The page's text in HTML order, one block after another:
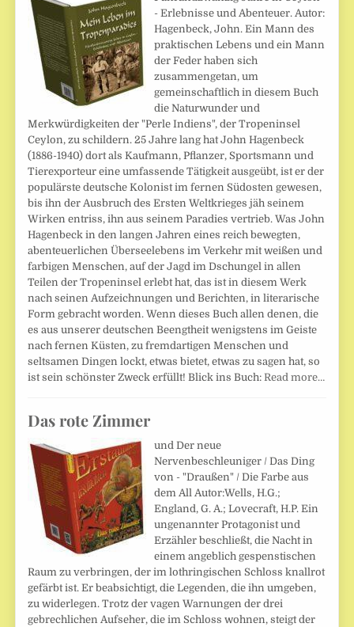
- Erlebnisse und Abenteuer. Autor:
Hagenbeck, John. Ein Mann des
praktischen Lebens und ein Mann
der Feder haben sich
zusammengetan, um
gemeinschaftlich in diesem Buch
die Naturwunder und
Merkwürdigkeiten der "Perle Indiens", der Tropeninsel
Ceylon, zu schildern. 25 Jahre lang hat John Hagenbeck
(1886-1940) dort als Kaufmann, Pflanzer, Sportsmann und
Tierexporteur eine umfassende Tätigkeit ausgeübt, ist er der
populärste deutsche Kolonist im fernen Südosten gewesen,
bis ihn der Ausbruch des Ersten Weltkrieges jäh seinem
Wirken entriss, ihn aus seinem Paradies vertrieb. Was John
Hagenbeck in den langen Jahren eines reich bewegten,
abenteuerlichen Überseelebens im Verkehr mit weißen und
farbigen Menschen, auf der Jagd im Dschungel in allen
Teilen der Tropeninsel erlebt hat, das ist in diesem Werk
nach seinen Aufzeichnungen und Berichten, in literarische
Form gebracht worden. Wenn dieses Buch allen denen, die
es aus unserer deutschen Beengtheit wenigstens im Geiste
nach fernen Küsten, zu fremdartigen Menschen und
seltsamen Dingen lockt, etwas bietet, etwas zu sagen hat, so
ist sein schönster Zweck erfüllt! Blick ins Buch:Read more…
Das rote Zimmer
und Der neue
Nervenbeschleuniger / Das Ding
von - "Draußen" / Die Farbe aus
dem All Autor:Wells, H.G.;
England, G. A.; Lovecraft, H.P. Ein
ungenannter Protagonist und
Erzähler beschließt, die Nacht in
einem angeblich gespenstischen
Raum zu verbringen, der im lothringischen Schloss knallrot
gefärbt ist. Er beabsichtigt, die Legenden, die ihn umgeben,
zu widerlegen. Trotz der vagen Warnungen der drei
gebrechlichen Aufseher, die im Schloss wohnen, steigt der